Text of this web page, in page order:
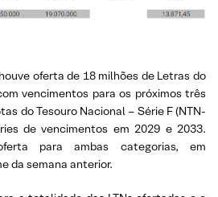
oferta de 18 milhões de Letras do
vencimentos para os próximos três
do Tesouro Nacional – Série F (NTN-
de vencimentos em 2029 e 2033.
para ambas categorias, em
da semana anterior.